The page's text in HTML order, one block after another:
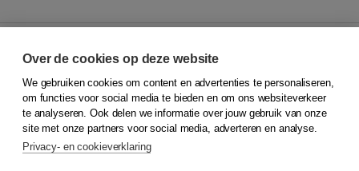
© 2026Koninklijke Boom uitgevers
Klantenservice
Service & informatie
Contact
Over de cookies op deze website
We gebruiken cookies om content en advertenties te personaliseren,
om functies voor social media te bieden en om ons websiteverkeer
te analyseren. Ook delen we informatie over jouw gebruik van onze
site met onze partners voor social media, adverteren en analyse.
Privacy- en cookieverklaring